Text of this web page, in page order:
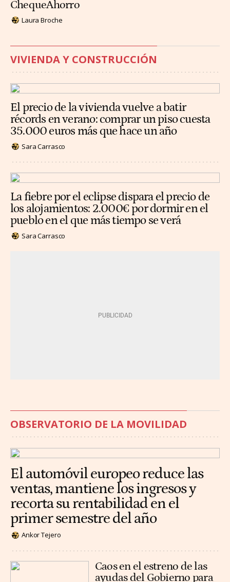
ChequeAhorro
Laura Broche
VIVIENDA Y CONSTRUCCIÓN
El precio de la vivienda vuelve a batir
récords en verano: comprar un piso cuesta
35.000 euros más que hace un año
Sara Carrasco
La fiebre por el eclipse dispara el precio de
los alojamientos: 2.000€ por dormir en el
pueblo en el que más tiempo se verá
Sara Carrasco
OBSERVATORIO DE LA MOVILIDAD
El automóvil europeo reduce las
ventas, mantiene los ingresos y
recorta su rentabilidad en el
primer semestre del año
Ankor Tejero
Caos en el estreno de las
ayudas del Gobierno para